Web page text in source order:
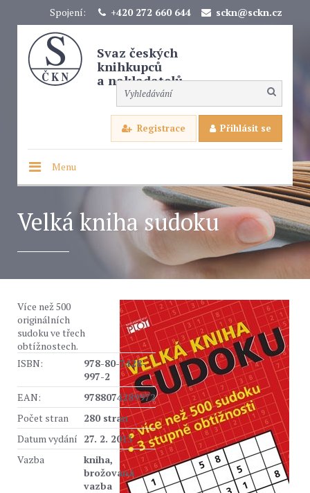
Spojení: +420 272 660 644 sckn@sckn.cz
Svaz českých
knihkupců
a nakladatelů
Registrace Přihlásit se
Menu
Velká kniha sudoku
Více než 500
originálních
sudoku ve třech
obtížnostech.
ISBN:
978-80-7428-
997-2
EAN:
9788074289972
Počet stran
280 stran
Datum vydání 27. 2. 2013
Vazba
kniha,
brožovaná
vazba